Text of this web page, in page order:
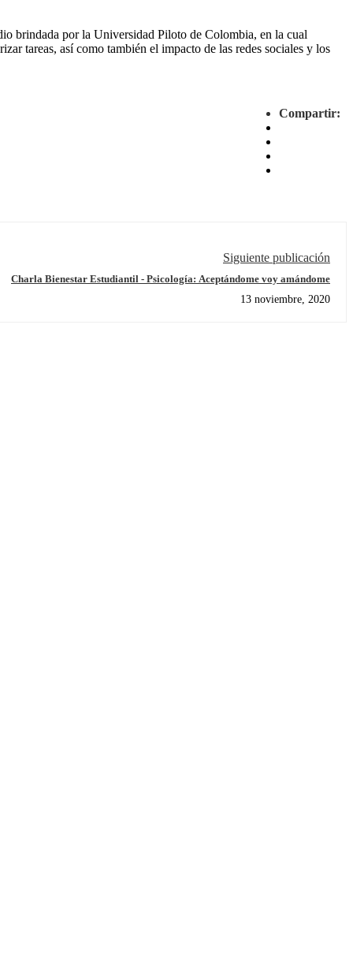
brindada por la Universidad Piloto de Colombia, en la cual
tareas, así como también el impacto de las redes sociales y los
Compartir:
Siguiente publicación
Charla Bienestar Estudiantil - Psicología: Aceptándome voy amándome
13 noviembre, 2020